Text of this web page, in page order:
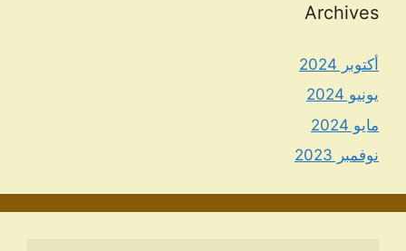
Archives
أكتوبر 2024
يونيو 2024
مايو 2024
نوفمبر 2023